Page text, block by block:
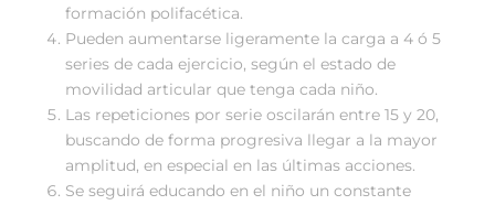
formación polifacética.
Pueden aumentarse ligeramente la carga a 4 ó 5
series de cada ejercicio, según el estado de
movilidad articular que tenga cada niño.
Las repeticiones por serie oscilarán entre 15 y 20,
buscando de forma progresiva llegar a la mayor
amplitud, en especial en las últimas acciones.
Se seguirá educando en el niño un constante